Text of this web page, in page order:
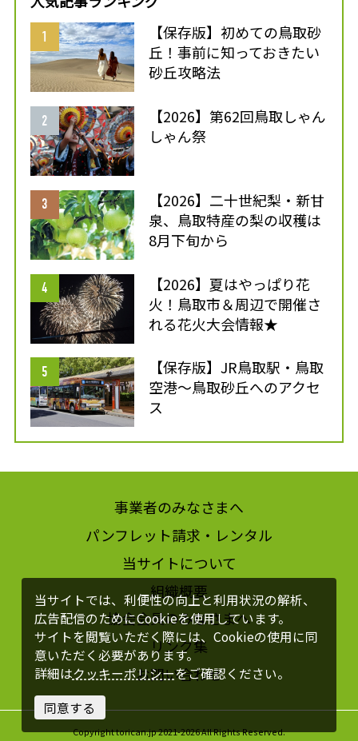
【保存版】初めての鳥取砂
丘！事前に知っておきたい
砂丘攻略法
【2026】第62回鳥取しゃん
しゃん祭
【2026】二十世紀梨・新甘
泉、鳥取特産の梨の収穫は
8月下旬から
【2026】夏はやっぱり花
火！鳥取市＆周辺で開催さ
れる花火大会情報★
【保存版】JR鳥取駅・鳥取
空港～鳥取砂丘へのアクセ
ス
事業者のみなさまへ
パンフレット請求・レンタル
当サイトについて
組織概要
協会会員のみなさまへ
リンク集
お問い合わせ
Copyright torican.jp 2021-2026 All Rights Reserved.
当サイトでは、利便性の向上と利用状況の解析、
広告配信のためにCookieを使用しています。
サイトを閲覧いただく際には、Cookieの使用に同
意いただく必要があります。
詳細はクッキーポリシーをご確認ください。
同意する